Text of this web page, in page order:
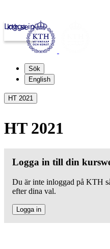
kth.se
Logga in
Sök
English
HT 2021
HT 2021
Logga in till din
Du är inte inloggad på KTH
efter dina val.
Logga in